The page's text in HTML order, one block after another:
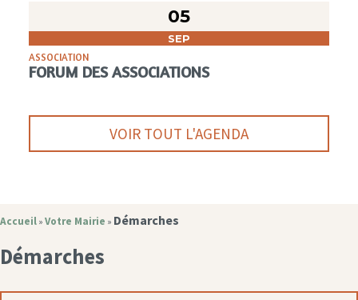
05
SEP
ASSOCIATION
FORUM DES ASSOCIATIONS
VOIR TOUT L'AGENDA
Accueil » Votre Mairie » Démarches
Démarches